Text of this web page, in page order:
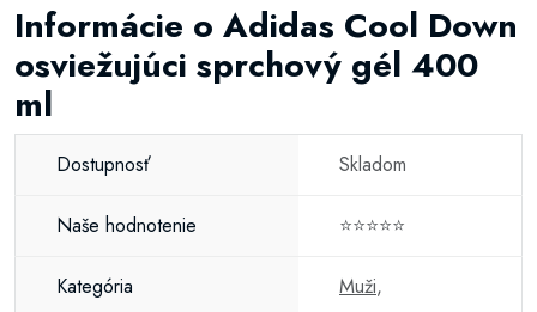
Informácie o Adidas Cool Down
osviežujúci sprchový gél 400
ml
Dostupnosť Skladom
Naše hodnotenie ⭐⭐⭐⭐⭐
Kategória Muži,